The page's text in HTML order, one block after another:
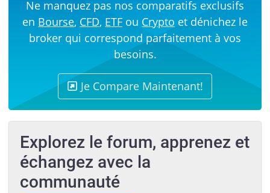
Ne manquez pas nos comparatifs exclusifs
en Bourse, CFD, ETF ou Crypto et dénichez le
broker qui correspond parfaitement à vos
besoins.
Je Compare Maintenant!
Explorez le forum, apprenez et
échangez avec la
communauté